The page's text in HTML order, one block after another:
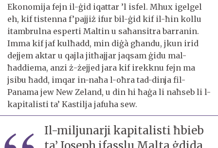
Ekonomija fejn il-ġid iqattar ’l isfel. Mhux igelgel
eh, kif tistenna f’pajjiż ifur bil-ġid kif il-ħin kollu
itambrulna esperti Maltin u saħansitra barranin.
Imma kif jaf kulħadd, min diġà għandu, jkun irid
dejjem aktar u qajla jitħajjar jaqsam ġidu mal-
ħaddiema, anzi ż-żejjed jara kif irekknu fejn ma
jsibu ħadd, imqar in-naħa l-oħra tad-dinja fil-
Panama jew New Zeland, u din hi ħaġa li naħseb li l-
kapitalisti ta’ Kastilja jafuha sew.
Il-miljunarji kapitalisti ħbieb